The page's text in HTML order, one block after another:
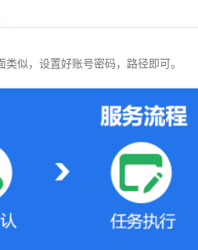
似，设置好账号密码，路径即可。